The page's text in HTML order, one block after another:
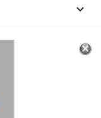
keyboard_arrow_down